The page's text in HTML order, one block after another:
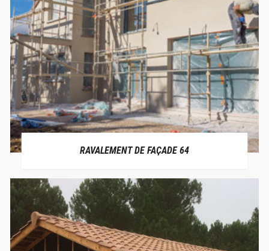
RAVALEMENT DE FAÇADE 64